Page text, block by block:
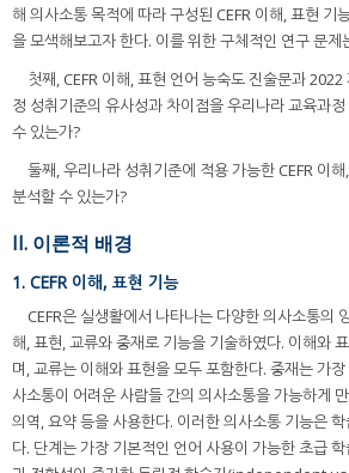
해 의사소통 목적에 따라 구성된 CEFR 이해, 표현 기
을 모색해보고자 한다. 이를 위한 구체적인 연구 문제
첫째, CEFR 이해, 표현 언어 능숙도 진술문과
정 성취기준의 유사성과 차이점을 우리나라 교육과
수 있는가?
둘째, 우리나라 성취기준에 적용 가능한 CEFR 이
분석할 수 있는가?
II. 이론적 배경
1. CEFR 이해, 표현 기능
CEFR은 실생활에서 나타나는 다양한 의사소통의
해, 표현, 교류와 중재로 기능을 기술하였다. 이해와
며, 교류는 이해와 표현을 모두 포함한다. 중재는 가
사소통이 어려운 사람들 간의 의사소통을 가능하게
의역, 요약 등을 사용한다. 이러한 의사소통 기능은
다. 단계는 가장 기본적인 언어 사용이 가능한 초급